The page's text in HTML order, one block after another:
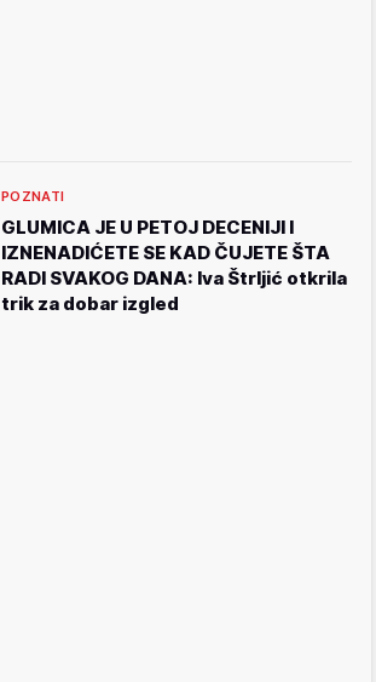
POZNATI
GLUMICA JE U PETOJ DECENIJI I
IZNENADIĆETE SE KAD ČUJETE ŠTA
RADI SVAKOG DANA: Iva Štrljić otkrila
trik za dobar izgled